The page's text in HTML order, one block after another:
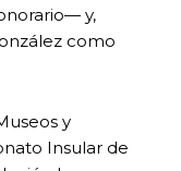
y,
como
y
Insular de